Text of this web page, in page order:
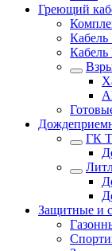
Греющий
Кабель
ГК
Защитные и